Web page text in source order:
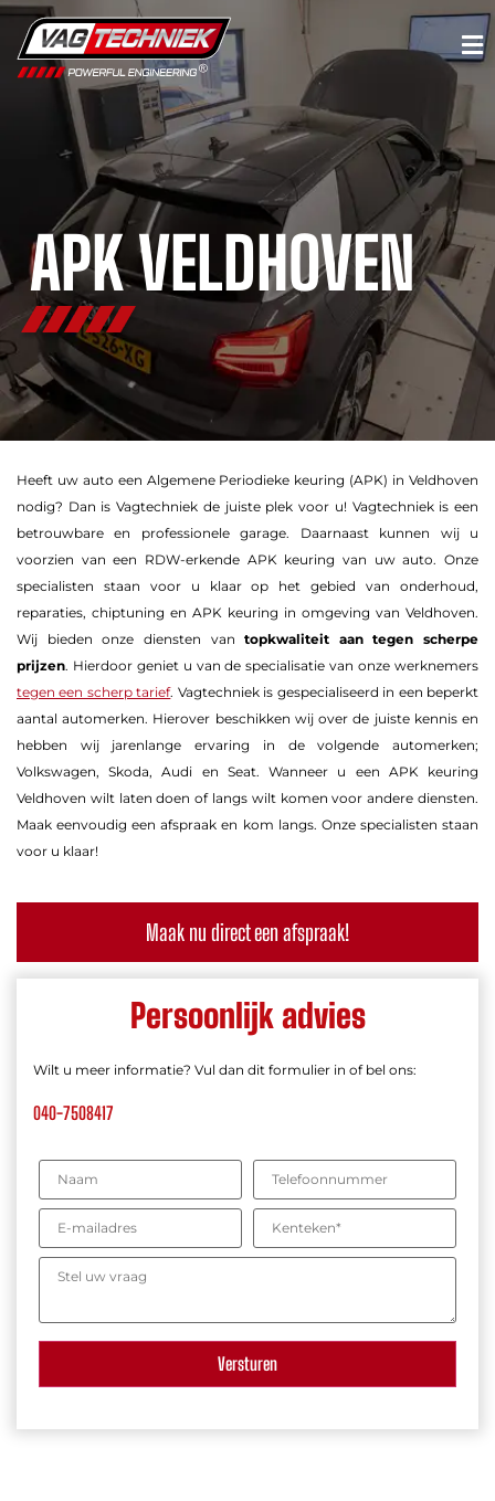
APK VELDHOVEN
Heeft uw auto een Algemene Periodieke keuring (APK) in Veldhoven
nodig? Dan is Vagtechniek de juiste plek voor u! Vagtechniek is een
betrouwbare en professionele garage. Daarnaast kunnen wij u
voorzien van een RDW-erkende APK keuring van uw auto. Onze
specialisten staan voor u klaar op het gebied van onderhoud,
reparaties, chiptuning en APK keuring in omgeving van Veldhoven.
Wij bieden onze diensten vantopkwaliteit aan tegen scherpe
prijzen. Hierdoor geniet u van de specialisatie van onze werknemers
tegen een scherp tarief. Vagtechniek is gespecialiseerd in een beperkt
aantal automerken. Hierover beschikken wij over de juiste kennis en
hebben wij jarenlange ervaring in de volgende automerken;
Volkswagen, Skoda, Audi en Seat. Wanneer u een APK keuring
Veldhoven wilt laten doen of langs wilt komen voor andere diensten.
Maak eenvoudig een afspraak en kom langs. Onze specialisten staan
voor u klaar!
Maak nu direct een afspraak!
Persoonlijk advies
Wilt u meer informatie? Vul dan dit formulier in of bel ons:
040-7508417